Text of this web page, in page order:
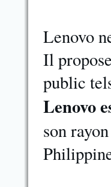
Lenovo
Il
public
Lenovo
son